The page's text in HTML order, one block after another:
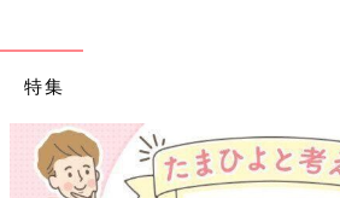
特集
【ワクチン接種できるものも】妊婦の感染